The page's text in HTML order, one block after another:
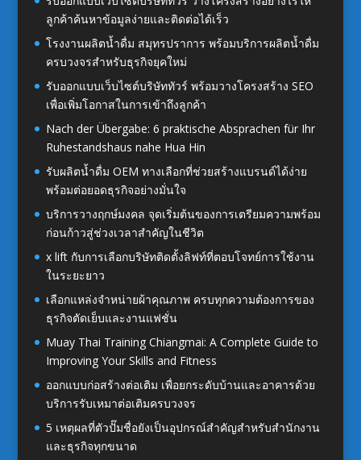
ลูกค้าค้นหาข้อมูลง่ายและติดต่อได้เร็ว
โรงงานผลิตน้ำดื่ม สมุทรปราการ พร้อมบริการผลิตน้ำดื่ม
ครบวงจรสำหรับธุรกิจยุคใหม่
รับออกแบบเว็บไซต์บริษัททัวร์ พร้อมวางโครงสร้าง SEO
เพื่อเพิ่มโอกาสในการเข้าถึงลูกค้า
Nach der Übergabe: 6 praktische Absprachen für Ihr
Ruhestandshaus nahe Hua Hin
รับผลิตน้ำดื่ม OEM ทางเลือกที่ช่วยสร้างแบรนด์ได้ง่าย
พร้อมต่อยอดธุรกิจอย่างมั่นใจ
บริการวางฤกษ์มงคล จุดเริ่มต้นของการเตรียมความพร้อม
ก่อนก้าวสู่ช่วงเวลาสำคัญในชีวิต
x lift กับการเลือกบริษัทติดตั้งลิฟท์ที่ตอบโจทย์การใช้งาน
ในระยะยาว
เลือกแหล่งจำหน่ายผ้าคุณภาพ ครบทุกความต้องการของ
ธุรกิจตัดเย็บและงานแฟชั่น
Muay Thai Training Chiangmai: A Complete Guide to
Improving Your Skills and Fitness
ออกแบบก่อสร้างต่อเติม เพื่อยกระดับบ้านและอาคารด้วย
บริการรับเหมาต่อเติมครบวงจร
5 เหตุผลที่ตัวปั๊มชื่อยังเป็นอุปกรณ์สำคัญสำหรับสำนักงาน
และธุรกิจทุกขนาด